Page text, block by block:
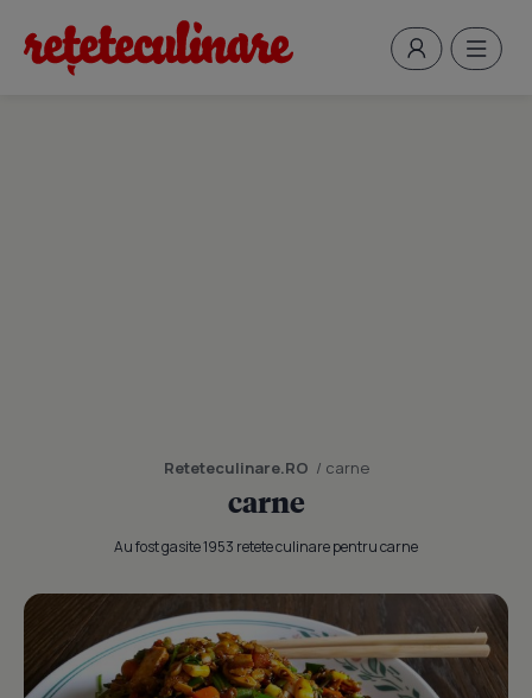
Reteteculinare.RO / carne
carne
Au fost gasite 1953 retete culinare pentru carne